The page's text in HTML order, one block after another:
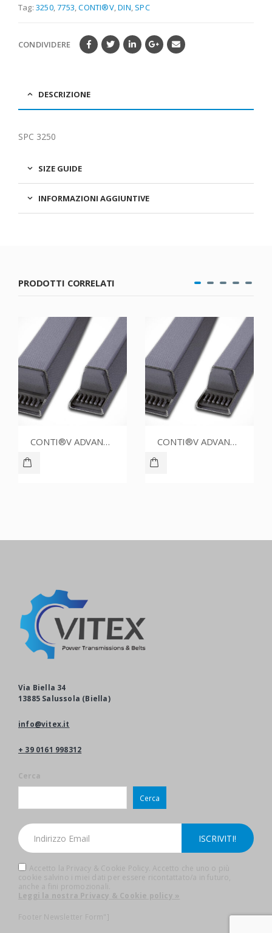
Tag: 3250,7753 ,CONTI®V,DIN SPC
CONDIVIDERE
DESCRIZIONE
SPC 3250
SIZE GUIDE
INFORMAZIONI AGGIUNTIVE
PRODOTTI CORRELATI
CONTI®V ADVANCE SPZ1500CR CONTI®V ADVANCE SPZ1412CR
Via Biella 34
13885 Salussola (Biella)
info@vitex.it
+ 39 0161 998312
Cerca
Cerca
Accetto la Privacy & Cookie Policy. Accetto che uno o più
cookie salvino i miei dati per essere ricontattato/a in futuro,
anche a fini promozionali.
Leggi la nostra Privacy & Cookie policy »
Footer Newsletter Form"]